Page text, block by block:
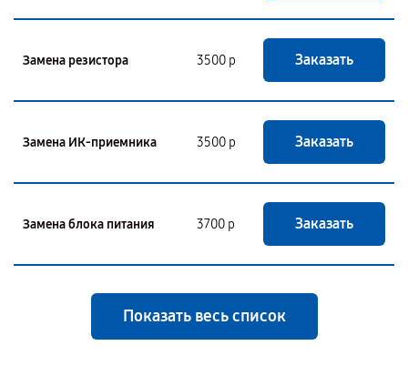
Замена резистора 3500 р Заказать
Замена ИК-приемника 3500 р Заказать
Замена блока питания 3700 р Заказать
Показать весь список